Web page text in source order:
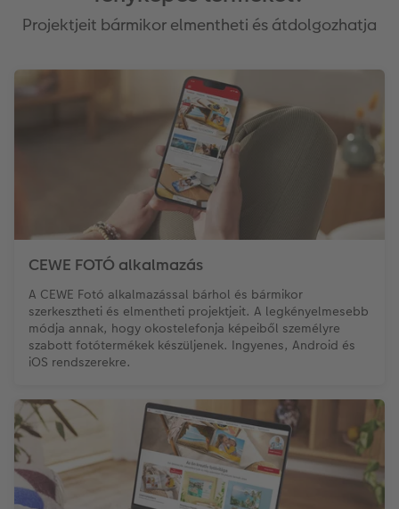
Azonnali fotókidolgozás
Kiegészítők
CEWE myPhotos
Fotókollázsok
XXL Retró fotó
Kiegészítők
CEWE myPhotos
CEWE myPhotos
Esküvő
CEWE myPhotos
Projektjeit bármikor elmentheti és átdolgozhatja
CEWE FOTÓ alkalmazás
A CEWE Fotó alkalmazással bárhol és bármikor
szerkesztheti és elmentheti projektjeit. A legkényelmesebb
módja annak, hogy okostelefonja képeiből személyre
szabott fotótermékek készüljenek. Ingyenes, Android és
iOS rendszerekre.